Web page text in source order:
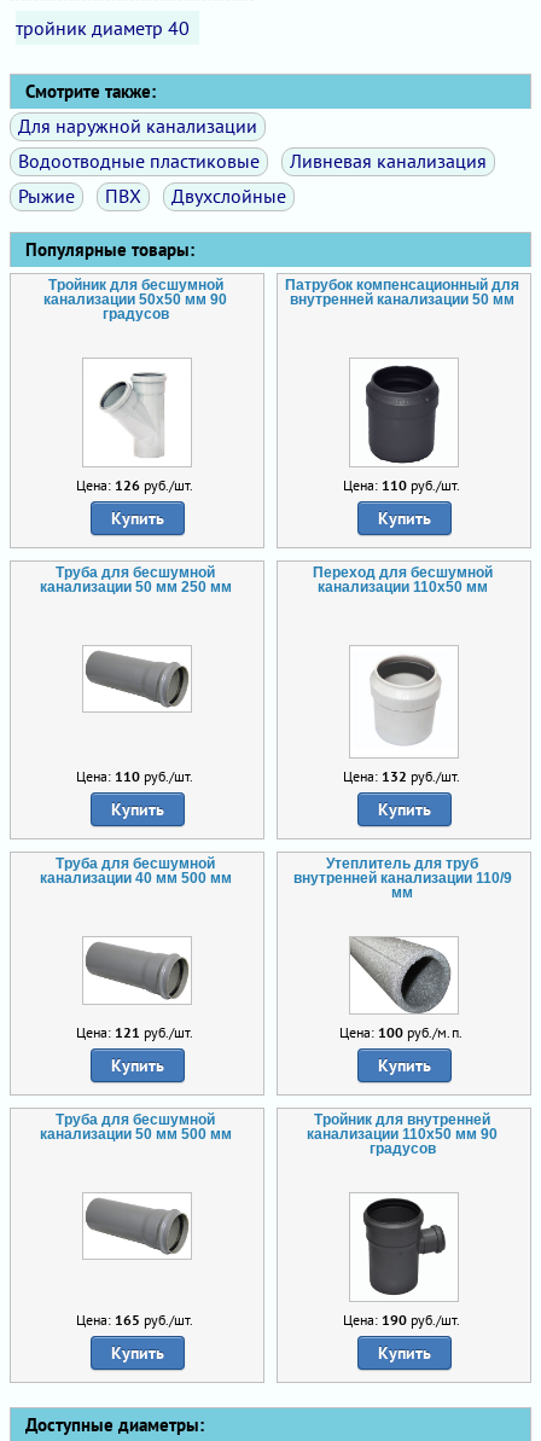
тройник диаметр 40
Смотрите также:
Для наружной канализации
Водоотводные пластиковые
Ливневая канализация
Рыжие
ПВХ Двухслойные
Популярные товары:
Тройник для бесшумной
канализации 50х50 мм 90
градусов
Цена: 126руб./шт.
Купить
Патрубок компенсационный для
внутренней канализации 50 мм
Цена: 110руб./шт.
Купить
Труба для бесшумной
канализации 50 мм 250 мм
Цена: 110руб./шт.
Купить
Переход для бесшумной
канализации 110х50 мм
Цена: 132 руб./шт.
Купить
Труба для бесшумной
канализации 40 мм 500 мм
Цена: 121 руб./шт.
Купить
Утеплитель для труб
внутренней канализации 110/9
мм
Цена: 100 руб./м.п.
Купить
Труба для бесшумной
канализации 50 мм 500 мм
Цена: 165 руб./шт.
Купить
Тройник для внутренней
канализации 110х50 мм 90
градусов
Цена: 190руб./шт.
Купить
Доступные диаметры: